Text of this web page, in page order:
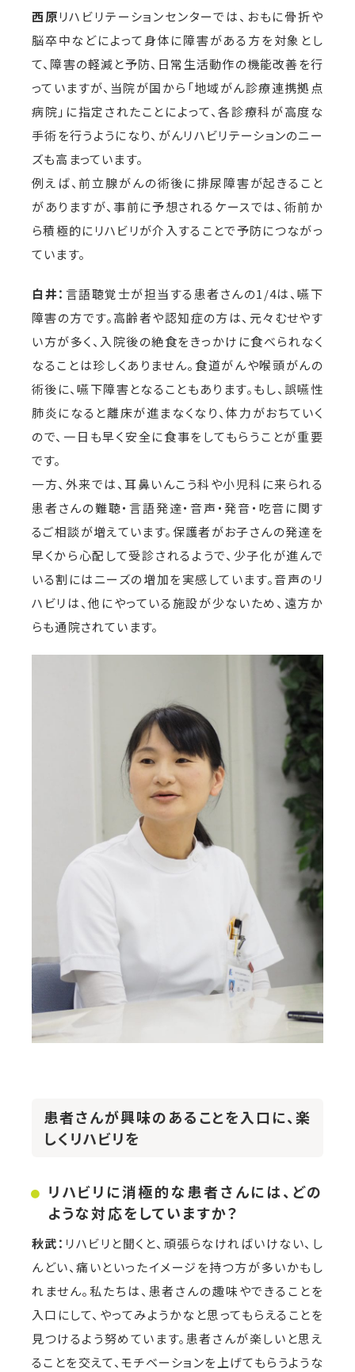
西原リハビリテーションセンターでは、おもに骨折や
脳卒中などによって身体に障害がある方を対象とし
て、障害の軽減と予防、日常生活動作の機能改善を行
っていますが、当院が国から「地域がん診療連携拠点
病院」に指定されたことによって、各診療科が高度な
手術を行うようになり、がんリハビリテーションのニー
ズも高まっています。
例えば、前立腺がんの術後に排尿障害が起きること
がありますが、事前に予想されるケースでは、術前か
ら積極的にリハビリが介入することで予防につながっ
ています。
白井： 言語聴覚士が担当する患者さんの1/4は、嚥下
障害の方です。高齢者や認知症の方は、元々むせやす
い方が多く、入院後の絶食をきっかけに食べられなく
なることは珍しくありません。食道がんや喉頭がんの
術後に、嚥下障害となることもあります。もし、誤嚥性
肺炎になると離床が進まなくなり、体力がおちていく
ので、一日も早く安全に食事をしてもらうことが重要
です。
一方、外来では、耳鼻いんこう科や小児科に来られる
患者さんの難聴・言語発達・音声・発音・吃音に関す
るご相談が増えています。保護者がお子さんの発達を
早くから心配して受診されるようで、少子化が進んで
いる割にはニーズの増加を実感しています。音声のリ
ハビリは、他にやっている施設が少ないため、遠方か
らも通院されています。
患者さんが興味のあることを入口に、楽
しくリハビリを
リハビリに消極的な患者さんには、どの
ような対応をしていますか？
秋武： リハビリと聞くと、頑張らなければいけない、し
んどい、痛いといったイメージを持つ方が多いかもし
れません。私たちは、患者さんの趣味やできることを
入口にして、やってみようかなと思ってもらえることを
見つけるよう努めています。患者さんが楽しいと思え
ることを交えて、モチベーションを上げてもらうような